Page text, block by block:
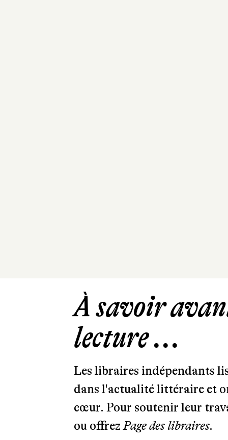
À savoir
lecture ...
Les libraires indépendants
dans l'actualité littéraire et
cœur. Pour soutenir leur
ou offrezPage des libraires.